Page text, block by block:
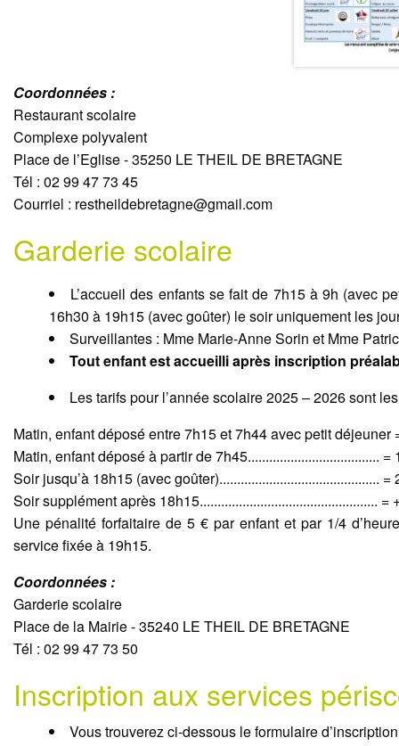
Coordonnées :
Restaurant scolaire
Complexe polyvalent
Place de l’Eglise - 35250 LE THEIL DE BRETAGNE
Tél : 02 99 47 73 45
Courriel : restheildebretagne@gmail.com
Garderie scolaire
L’accueil des enfants se fait de 7h15 à 9h (avec
16h30 à 19h15 (avec goûter) le soir uniquement les
Surveillantes : Mme Marie-Anne Sorin et Mme
Tout enfant est accueilli après inscription
Les tarifs pour l’année scolaire 2025 – 2026 sont
Matin, enfant déposé entre 7h15 et 7h44 avec petit déjeuner
Matin, enfant déposé à partir de 7h45..................................... =
Soir jusqu’à 18h15 (avec goûter)............................................. =
Soir supplément après 18h15.................................................. =
Une pénalité forfaitaire de 5 € par enfant et par 1/4
service fixée à 19h15.
Coordonnées :
Garderie scolaire
Place de la Mairie - 35240 LE THEIL DE BRETAGNE
Tél : 02 99 47 73 50
Inscription aux services
Vous trouverez ci-dessous le formulaire